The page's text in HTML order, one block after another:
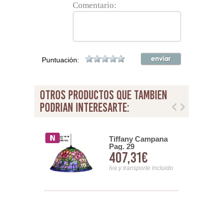
Comentario:
Puntuación:
otros productos que tambien
podrian interesarte:
Tiffany Campana
Pag. 29
407,31€
Iva y transporte incluido